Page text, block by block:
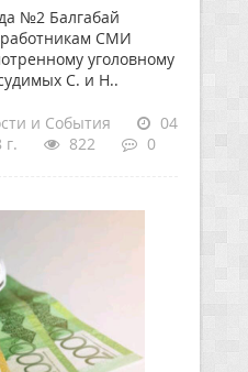
№2 Балгабай
СМИ
уголовному
С. и Н..
и События
04
г.
822 0